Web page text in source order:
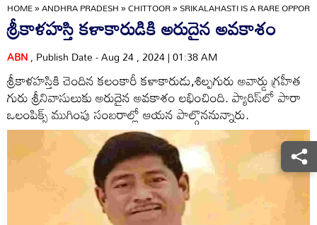
HOME»ANDHRA PRADESH»CHITTOOR»SRIKALAHASTI IS A RARE
శ్రీకాళహస్తి కళాకారుడికి అరుదైన అవకాశం
ABN, Publish Date - Aug 24 , 2024 | 01:38 AM
శ్రీకాళహస్తికి చెందిన కలంకారీ కళాకారుడు,శిల్పగురు అవార్డు గ్రహీత
గురు శ్రీనివాసులుకు అరుదైన అవకాశం లభించింది. ప్యారిస్‌లో పారా
ఒలంపిక్స్‌ ముగింపు సంబరాల్లో ఆయన పాల్గొననున్నారు.